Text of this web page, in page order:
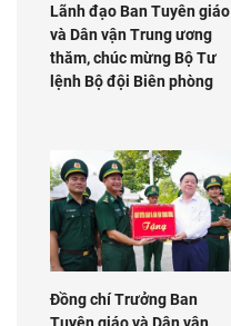
Lãnh đạo Ban Tuyên giáo
và Dân vận Trung ương
thăm, chúc mừng Bộ Tư
lệnh Bộ đội Biên phòng
Đồng chí Trưởng Ban